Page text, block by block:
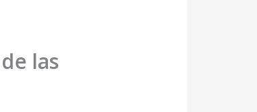
las